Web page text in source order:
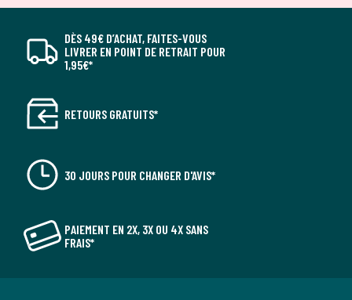
DÈS 49€ D’ACHAT, FAITES-VOUS
LIVRER EN POINT DE RETRAIT POUR
1,95€*
RETOURS GRATUITS*
30 JOURS POUR CHANGER D'AVIS*
PAIEMENT EN 2X, 3X OU 4X SANS
FRAIS*